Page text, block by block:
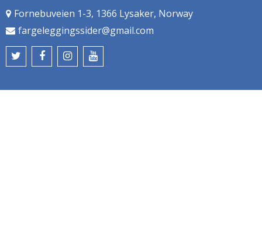
Fornebuveien 1-3, 1366 Lysaker, Norway
fargeleggingssider@gmail.com